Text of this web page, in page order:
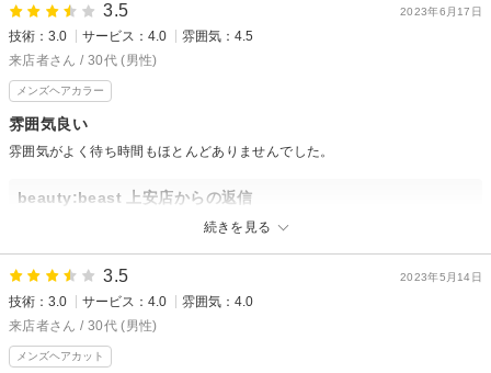
仕上がり御満足頂けてよかったです！！
また次回もご来店お待ちしてます。
坂井
2023年6月17日
3.5
技術：3.0 サービス：4.0
雰囲気：4.5
来店者さん / 30代 (男性)
メンズヘアカラー
雰囲気良い
続きを見る
雰囲気がよく待ち時間もほとんどありませんでした。
beauty:beast 上安店からの返信
口コミありがとうございます。
次回もご来店お待ちしております！
2023年5月14日
3.5
技術：3.0 サービス：4.0
雰囲気：4.0
来店者さん / 30代 (男性)
メンズヘアカット